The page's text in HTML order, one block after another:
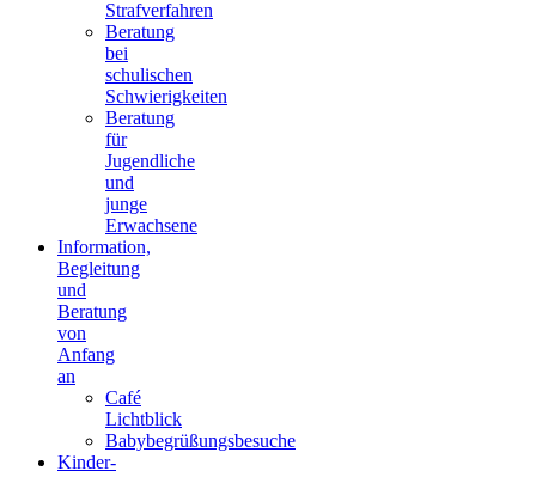
Strafverfahren
Beratung
bei
schulischen
Schwierigkeiten
Beratung
für
Jugendliche
und
junge
Erwachsene
Information,
Begleitung
und
Beratung
von
Anfang
an
Café
Lichtblick
Babybegrüßungsbesuche
Kinder-